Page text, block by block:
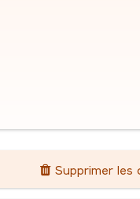
Supprimer les